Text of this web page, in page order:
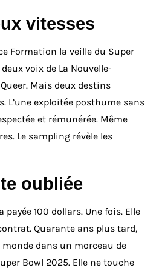
vitesses
Formation la veille du Super
voix de La Nouvelle-
Mais deux destins
L’une exploitée posthume sans
et rémunérée. Même
Le sampling révèle les
oubliée
payée 100 dollars. Une fois. Elle
Quarante ans plus tard,
dans un morceau de
Bowl 2025. Elle ne touche